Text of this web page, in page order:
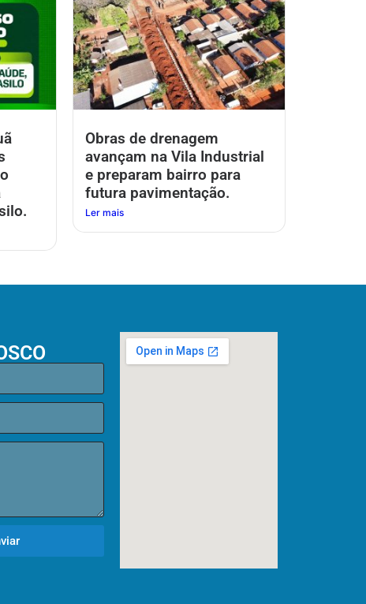
Obras de drenagem
avançam na Vila Industrial
e preparam bairro para
futura pavimentação.
Ler mais